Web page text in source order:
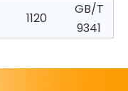
1120
GB/T
9341